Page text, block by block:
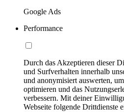
Google Ads
Performance
Durch das Akzeptieren dieser
und Surfverhalten innerhalb
und anonymisiert auswerten,
optimieren und das
verbessern. Mit deiner
Webseite folgende Drittdienste